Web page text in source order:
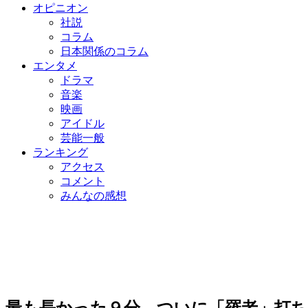
オピニオン
社説
コラム
日本関係のコラム
エンタメ
ドラマ
音楽
映画
アイドル
芸能一般
ランキング
アクセス
コメント
みんなの感想